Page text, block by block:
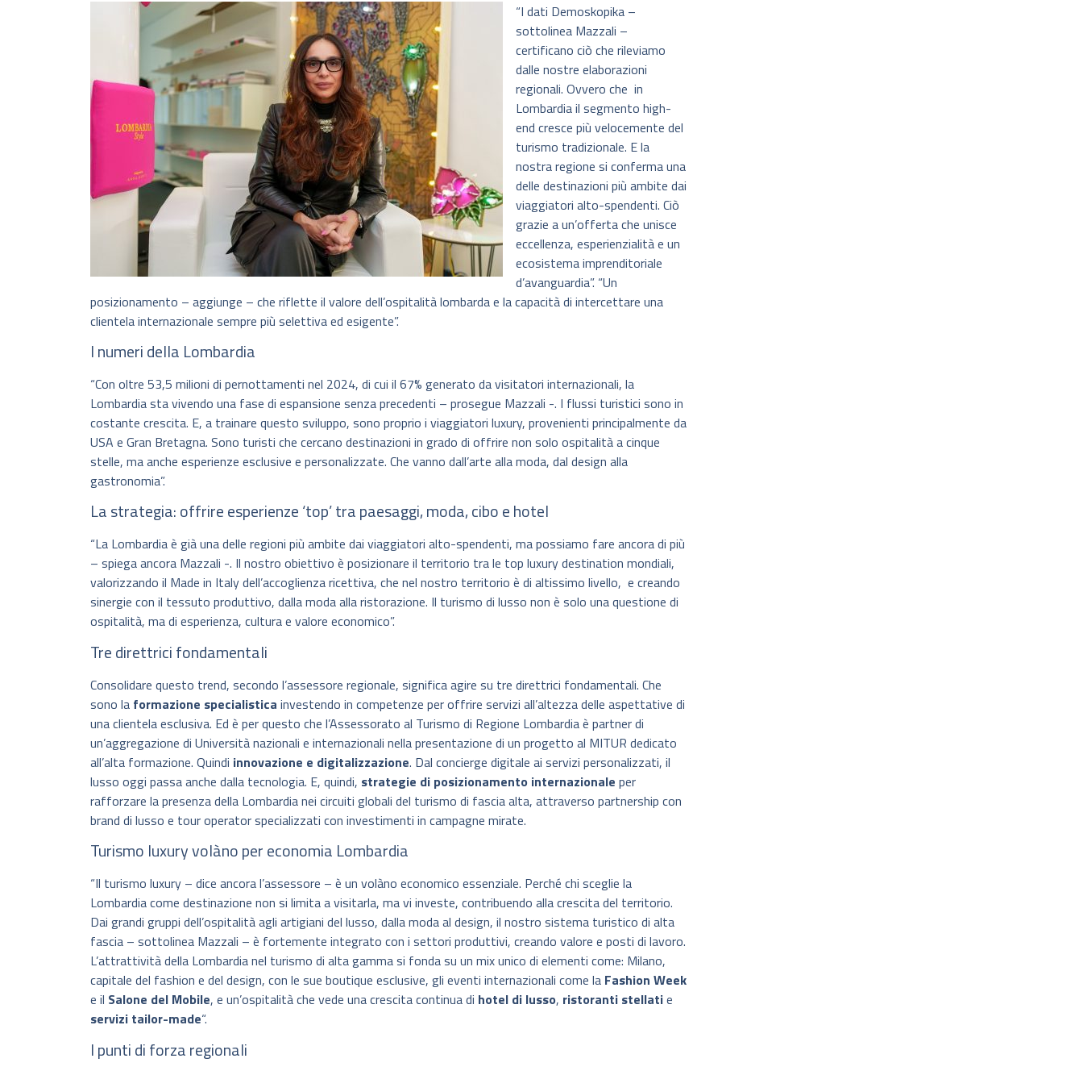
“I dati Demoskopika –
sottolinea Mazzali –
certificano ciò che rileviamo
dalle nostre elaborazioni
regionali. Ovvero che in
Lombardia il segmento high-
end cresce più velocemente del
turismo tradizionale. E la
nostra regione si conferma una
delle destinazioni più ambite dai
viaggiatori alto-spendenti. Ciò
grazie a un’offerta che unisce
eccellenza, esperienzialità e un
ecosistema imprenditoriale
d’avanguardia”. “Un
posizionamento – aggiunge – che riflette il valore dell’ospitalità lombarda e la capacità di intercettare una
clientela internazionale sempre più selettiva ed esigente”.
I numeri della Lombardia
“Con oltre 53,5 milioni di pernottamenti nel 2024, di cui il 67% generato da visitatori internazionali, la
Lombardia sta vivendo una fase di espansione senza precedenti – prosegue Mazzali -. I flussi turistici sono in
costante crescita. E, a trainare questo sviluppo, sono proprio i viaggiatori luxury, provenienti principalmente da
USA e Gran Bretagna. Sono turisti che cercano destinazioni in grado di offrire non solo ospitalità a cinque
stelle, ma anche esperienze esclusive e personalizzate. Che vanno dall’arte alla moda, dal design alla
gastronomia”.
La strategia: offrire esperienze ‘top’ tra paesaggi, moda, cibo e hotel
“La Lombardia è già una delle regioni più ambite dai viaggiatori alto-spendenti, ma possiamo fare ancora di più
– spiega ancora Mazzali -. Il nostro obiettivo è posizionare il territorio tra le top luxury destination mondiali,
valorizzando il Made in Italy dell’accoglienza ricettiva, che nel nostro territorio è di altissimo livello, e creando
sinergie con il tessuto produttivo, dalla moda alla ristorazione. Il turismo di lusso non è solo una questione di
ospitalità, ma di esperienza, cultura e valore economico”.
Tre direttrici fondamentali
Consolidare questo trend, secondo l’assessore regionale, significa agire su tre direttrici fondamentali. Che
sono la formazione specialistica investendo in competenze per offrire servizi all’altezza delle aspettative di
una clientela esclusiva. Ed è per questo che l’Assessorato al Turismo di Regione Lombardia è partner di
un’aggregazione di Università nazionali e internazionali nella presentazione di un progetto al MITUR dedicato
all’alta formazione. Quindi innovazione e digitalizzazione. Dal concierge digitale ai servizi personalizzati, il
lusso oggi passa anche dalla tecnologia. E, quindi, strategie di posizionamento internazionale per
rafforzare la presenza della Lombardia nei circuiti globali del turismo di fascia alta, attraverso partnership con
brand di lusso e tour operator specializzati con investimenti in campagne mirate.
Turismo luxury volàno per economia Lombardia
“Il turismo luxury – dice ancora l’assessore – è un volàno economico essenziale. Perché chi sceglie la
Lombardia come destinazione non si limita a visitarla, ma vi investe, contribuendo alla crescita del territorio.
Dai grandi gruppi dell’ospitalità agli artigiani del lusso, dalla moda al design, il nostro sistema turistico di alta
fascia – sottolinea Mazzali – è fortemente integrato con i settori produttivi, creando valore e posti di lavoro.
L’attrattività della Lombardia nel turismo di alta gamma si fonda su un mix unico di elementi come: Milano,
capitale del fashion e del design, con le sue boutique esclusive, gli eventi internazionali come la Fashion Week
e il Salone del Mobile, e un’ospitalità che vede una crescita continua di hotel di lusso, ristoranti stellatie
servizi tailor-made“.
I punti di forza regionali